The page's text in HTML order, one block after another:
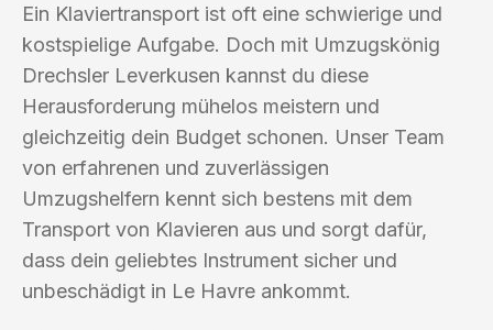
Ein Klaviertransport ist oft eine schwierige und
kostspielige Aufgabe. Doch mit Umzugskönig
Drechsler Leverkusen kannst du diese
Herausforderung mühelos meistern und
gleichzeitig dein Budget schonen. Unser Team
von erfahrenen und zuverlässigen
Umzugshelfern kennt sich bestens mit dem
Transport von Klavieren aus und sorgt dafür,
dass dein geliebtes Instrument sicher und
unbeschädigt in Le Havre ankommt.